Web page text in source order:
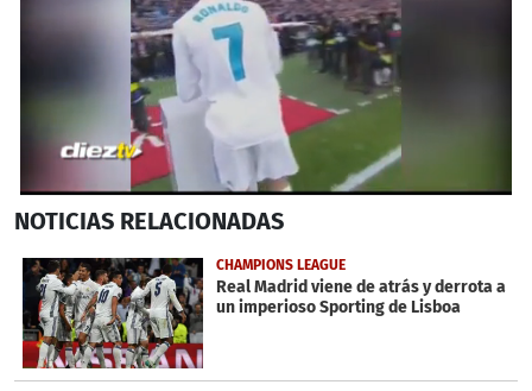
seconds
39
seconds
NOTICIAS RELACIONADAS
CHAMPIONS LEAGUE
Real Madrid viene de atrás y derrota a
un imperioso Sporting de Lisboa